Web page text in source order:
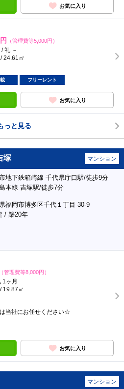
お気に入り
（管理費等5,000円）
礼 －
24.61㎡
フリーレント
お気に入り
っと見る
塚 マンション
地下鉄箱崎線 千代県庁口駅/徒歩9分
本線 吉塚駅/徒歩7分
福岡市博多区千代１丁目 30-9
/ 築20年
（管理費等8,000円）
1ヶ月
19.87㎡
当社にお任せください☆
お気に入り
マンション